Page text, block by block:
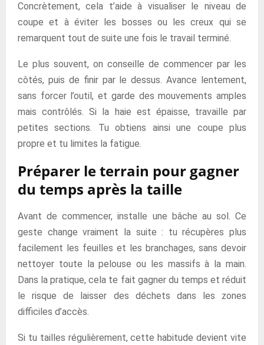
Concrètement, cela t’aide à visualiser le niveau de
coupe et à éviter les bosses ou les creux qui se
remarquent tout de suite une fois le travail terminé.
Le plus souvent, on conseille de commencer par les
côtés, puis de finir par le dessus. Avance lentement,
sans forcer l’outil, et garde des mouvements amples
mais contrôlés. Si la haie est épaisse, travaille par
petites sections. Tu obtiens ainsi une coupe plus
propre et tu limites la fatigue.
Préparer le terrain pour gagner
du temps après la taille
Avant de commencer, installe une bâche au sol. Ce
geste change vraiment la suite : tu récupères plus
facilement les feuilles et les branchages, sans devoir
nettoyer toute la pelouse ou les massifs à la main.
Dans la pratique, cela te fait gagner du temps et réduit
le risque de laisser des déchets dans les zones
difficiles d’accès.
Si tu tailles régulièrement, cette habitude devient vite